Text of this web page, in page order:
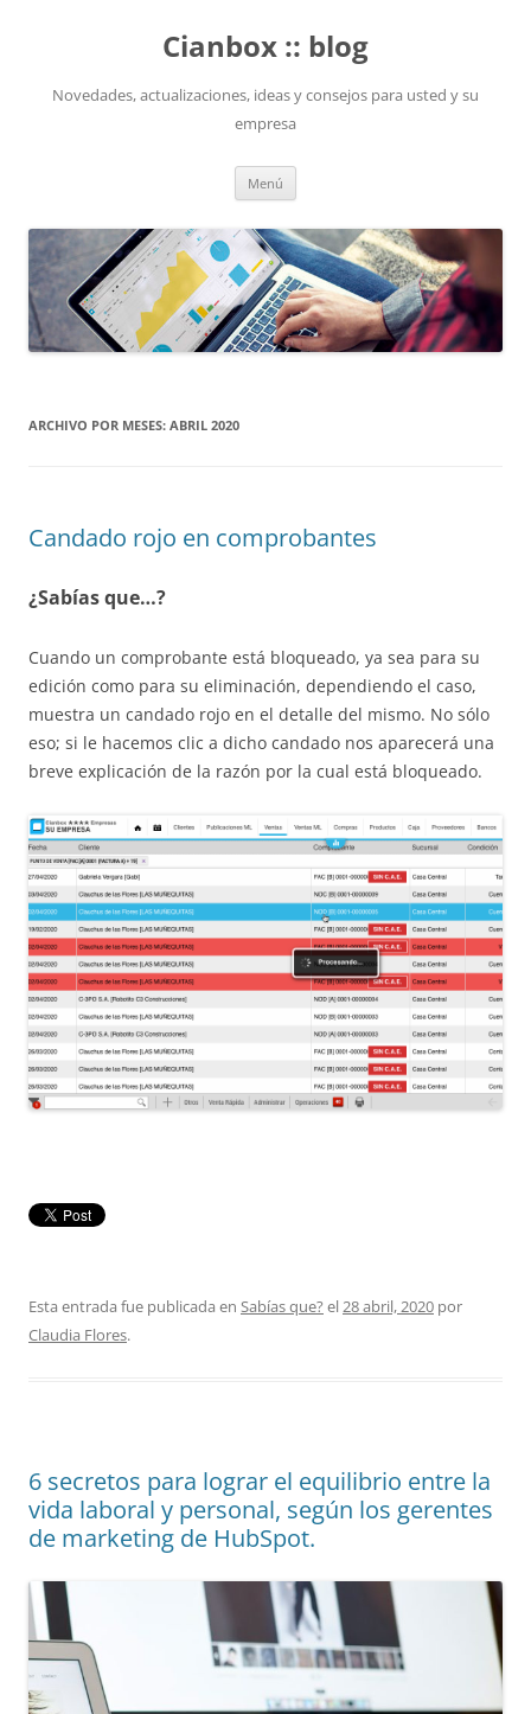
Cianbox :: blog
Novedades, actualizaciones, ideas y consejos para usted y su
empresa
Menú
ARCHIVO POR MESES: ABRIL 2020
Candado rojo en comprobantes
¿Sabías que…?
Cuando un comprobante está bloqueado, ya sea para su
edición como para su eliminación, dependiendo el caso,
muestra un candado rojo en el detalle del mismo. No sólo
eso; si le hacemos clic a dicho candado nos aparecerá una
breve explicación de la razón por la cual está bloqueado.
Esta entrada fue publicada en Sabías que? el28 abril, 2020 por
Claudia Flores.
6 secretos para lograr el equilibrio entre la
vida laboral y personal, según los gerentes
de marketing de HubSpot.